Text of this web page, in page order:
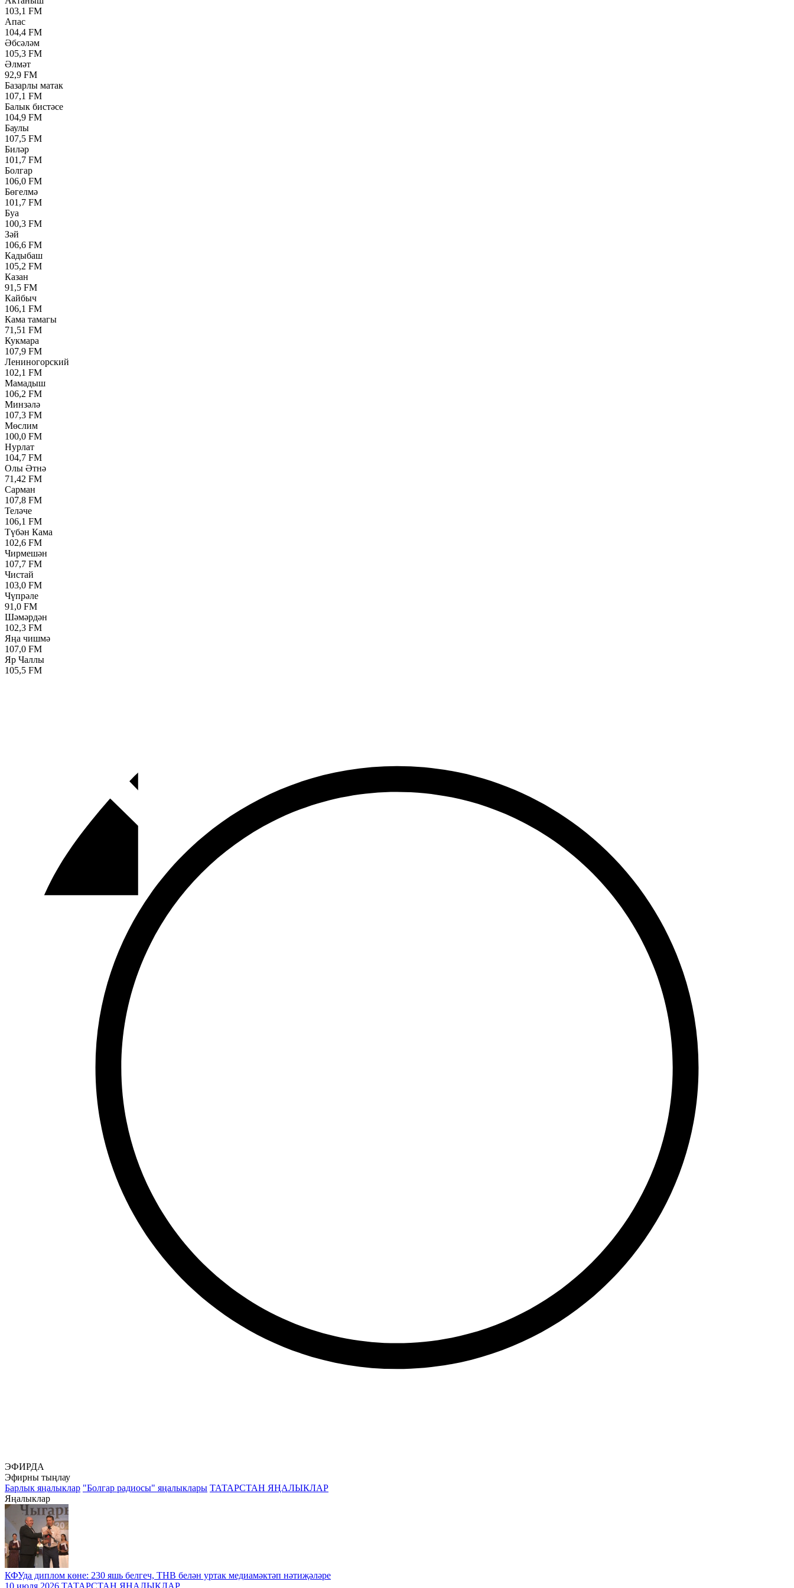
103,1 FM
Апас
104,4 FM
Әбсәләм
105,3 FM
Әлмәт
92,9 FM
Базарлы матак
107,1 FM
Балык бистәсе
104,9 FM
Баулы
107,5 FM
Биләр
101,7 FM
Болгар
106,0 FM
Бөгелмә
101,7 FM
Буа
100,3 FM
Зәй
106,6 FM
Кадыбаш
105,2 FM
Казан
91,5 FM
Кайбыч
106,1 FM
Кама тамагы
71,51 FM
Кукмара
107,9 FM
Лениногорский
102,1 FM
Мамадыш
106,2 FM
Минзәлә
107,3 FM
Мөслим
100,0 FM
Нурлат
104,7 FM
Олы Әтнә
71,42 FM
Сарман
107,8 FM
Теләче
106,1 FM
Түбән Кама
102,6 FM
Чирмешән
107,7 FM
Чистай
103,0 FM
Чүпрәле
91,0 FM
Шәмәрдән
102,3 FM
Яңа чишмә
107,0 FM
Яр Чаллы
105,5 FM
ЭФИРДА
Эфирны тыңлау
Барлык яңалыклар "Болгар радиосы" яңалыклары ТАТАРСТАН ЯҢАЛЫКЛАР
Яңалыклар
КФУда диплом көне: 230 яшь белгеч, ТНВ белән уртак медиамәктәп нәтиҗәләре